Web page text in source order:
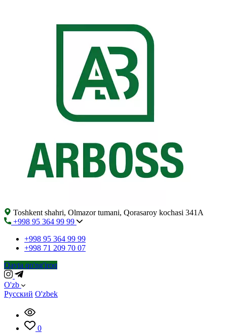
Toshkent shahri, Olmazor tumani, Qorasaroy kochasi 341A
+998 95 364 99 99
+998 95 364 99 99
+998 71 209 70 07
Qayta qo'ng'iroq
O'zb
Русский O'zbek
0